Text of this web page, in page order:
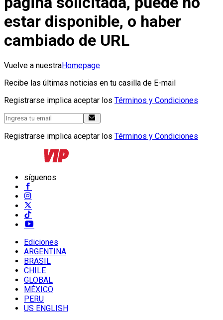
estar disponible, o haber
cambiado de URL
Vuelve a nuestraHomepage
Recibe las últimas noticias en tu casilla de E-mail
Registrarse implica aceptar los Términos y Condiciones
Registrarse implica aceptar los Términos y Condiciones
síguenos
Ediciones
ARGENTINA
BRASIL
CHILE
GLOBAL
MÉXICO
PERU
US ENGLISH